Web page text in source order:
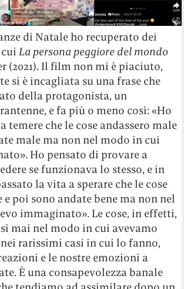
di Natale ho recuperato dei
cuiLa persona peggiore del mondo
(2021). Il film non mi è piaciuto,
si è incagliata su una frase che
della protagonista, un
e fa più o meno così: «Ho
temere che le cose andassero male
male ma non nel modo in cui
Ho pensato di provare a
se funzionava lo stesso, e in
la vita a sperare che le cose
e poi sono andate bene ma non nel
immaginato». Le cose, in effetti,
mai nel modo in cui avevamo
rarissimi casi in cui lo fanno,
e le nostre emozioni a
È una consapevolezza banale